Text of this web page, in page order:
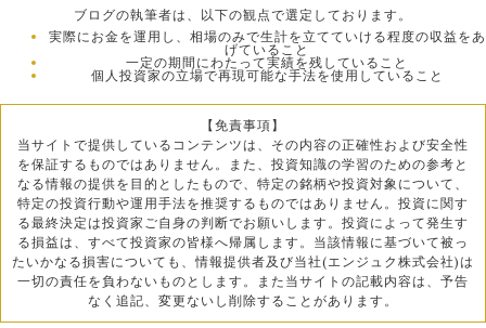
ブログの執筆者は、以下の観点で選定しております。
実際にお金を運用し、相場のみで生計を立てていける程度の収益をあ
げていること
一定の期間にわたって実績を残していること
個人投資家の立場で再現可能な手法を使用していること
【免責事項】
当サイトで提供しているコンテンツは、その内容の正確性および安全性
を保証するものではありません。また、投資知識の学習のための参考と
なる情報の提供を目的としたもので、特定の銘柄や投資対象について、
特定の投資行動や運用手法を推奨するものではありません。投資に関す
る最終決定は投資家ご自身の判断でお願いします。投資によって発生す
る損益は、すべて投資家の皆様へ帰属します。当該情報に基づいて被っ
たいかなる損害についても、情報提供者及び当社(エンジュク株式会社)は
一切の責任を負わないものとします。また当サイトの記載内容は、予告
なく追記、変更ないし削除することがあります。